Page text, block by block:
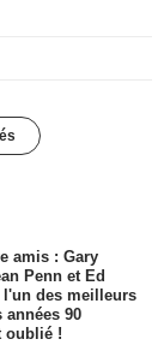
amis : Gary
Penn et Ed
l'un des meilleurs
90
oublié !